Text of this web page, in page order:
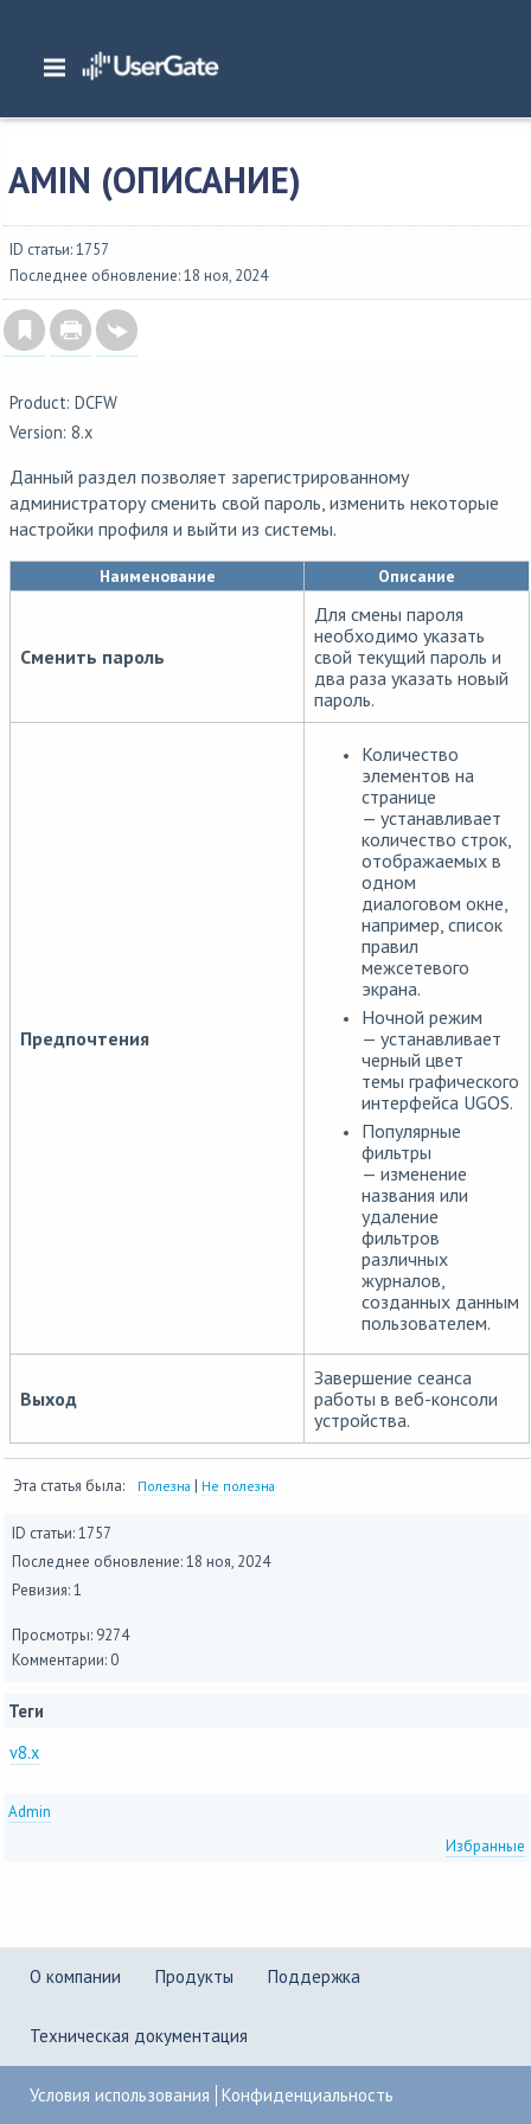
Главная/ Документация/DCFW
Amin (описание)
AMIN (ОПИСАНИЕ)
ID статьи: 1757
Последнее обновление: 18 ноя, 2024
Product: DCFW
Version: 8.x
Данный раздел позволяет зарегистрированному
администратору сменить свой пароль, изменить некоторые
настройки профиля и выйти из системы.
Наименование Описание
Сменить пароль
Для смены пароля
необходимо указать
свой текущий пароль и
два раза указать новый
пароль.
Предпочтения
Количество
элементов на
странице
— устанавливает
количество строк,
отображаемых в
одном
диалоговом окне,
например, список
правил
межсетевого
экрана.
Ночной режим
— устанавливает
черный цвет
темы графического
интерфейса UGOS.
Популярные
фильтры
— изменение
названия или
удаление
фильтров
различных
журналов,
созданных данным
пользователем.
Выход
Завершение сеанса
работы в веб-консоли
устройства.
Эта статья была: Полезна | Не полезна
ID статьи: 1757
Последнее обновление:18 ноя, 2024
Ревизия: 1
Просмотры: 9274
Комментарии: 0
Теги
v8.x
Admin
Избранные
О компании Продукты Поддержка
Техническая документация
Условия использования Конфиденциальность